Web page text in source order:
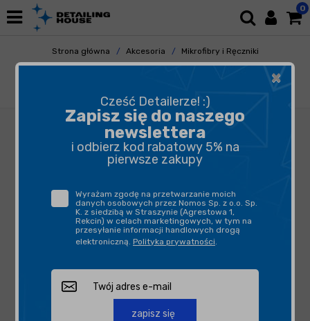
0
Strona główna Akcesoria
Mikrofibry i Ręczniki
Uniwersalne
×
Cześć Detailerze! :)
Zapisz się do naszego
newslettera
i odbierz kod rabatowy 5% na
pierwsze zakupy
Wyrażam zgodę na przetwarzanie moich
danych osobowych przez Nomos Sp. z o.o. Sp.
K. z siedzibą w Straszynie (Agrestowa 1,
Rekcin) w celach marketingowych, w tym na
przesyłanie informacji handlowych drogą
elektroniczną. Polityka prywatności.
zapisz się